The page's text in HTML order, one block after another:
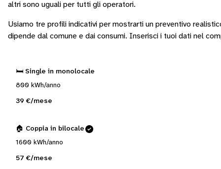
altri sono uguali per tutti gli operatori.
Usiamo tre profili indicativi per mostrarti un preventivo
dipende dal comune e dai consumi. Inserisci i tuoi dati nel
🛏️ Single in monolocale
800 kWh/anno
39 €/mese
🏠 Coppia in bilocale
1600 kWh/anno
57 €/mese